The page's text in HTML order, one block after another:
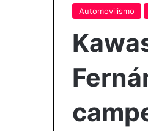
Automovilismo